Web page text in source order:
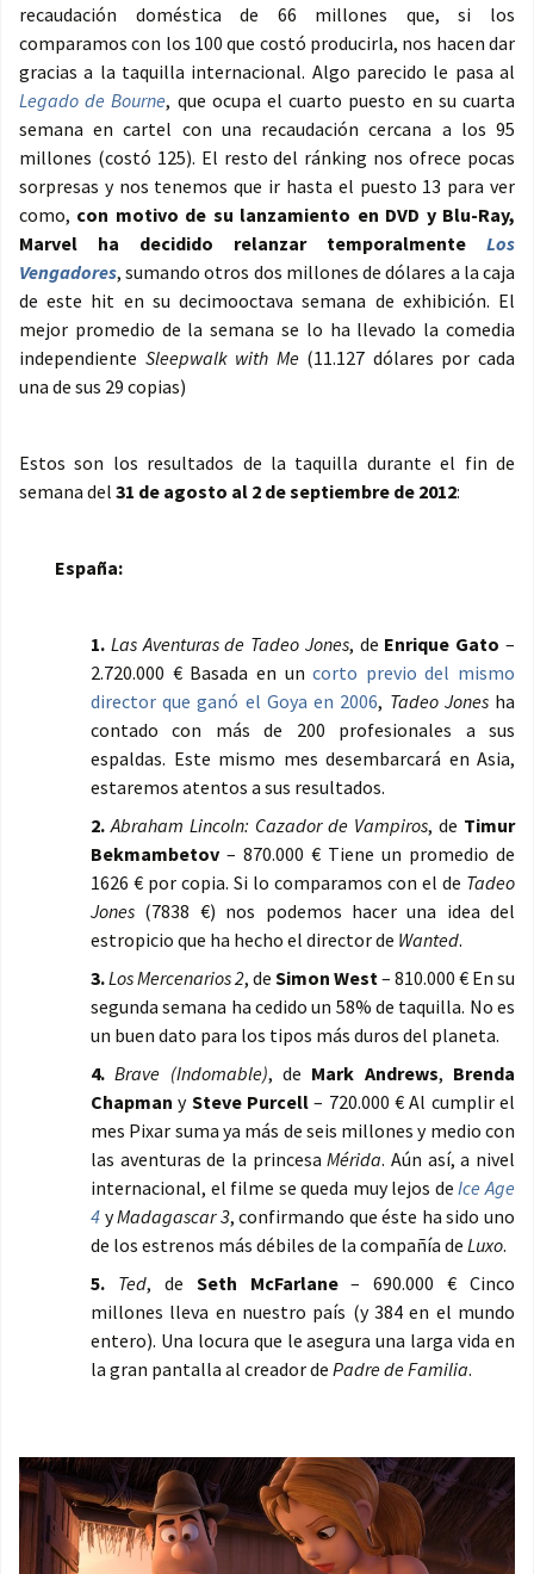
recaudación doméstica de 66 millones que, si los
comparamos con los 100 que costó producirla, nos hacen dar
gracias a la taquilla internacional. Algo parecido le pasa al
Legado de Bourne, que ocupa el cuarto puesto en su cuarta
semana en cartel con una recaudación cercana a los 95
millones (costó 125). El resto del ránking nos ofrece pocas
sorpresas y nos tenemos que ir hasta el puesto 13 para ver
como, con motivo de su lanzamiento en DVD y Blu-Ray,
Marvel ha decidido relanzar temporalmente Los
Vengadores, sumando otros dos millones de dólares a la caja
de este hit en su decimooctava semana de exhibición. El
mejor promedio de la semana se lo ha llevado la comedia
independiente Sleepwalk with Me(11.127 dólares por cada
una de sus 29 copias)
Estos son los resultados de la taquilla durante el fin de
semana del 31 de agosto al 2 de septiembre de 2012:
España:
1. Las Aventuras de Tadeo Jones, de Enrique Gato –
2.720.000 € Basada en uncorto previo del mismo
director que ganó el Goya en 2006, Tadeo Jonesha
contado con más de 200 profesionales a sus
espaldas. Este mismo mes desembarcará en Asia,
estaremos atentos a sus resultados.
2. Abraham Lincoln: Cazador de Vampiros, de Timur
Bekmambetov – 870.000 € Tiene un promedio de
1626 € por copia. Si lo comparamos con el de Tadeo
Jones (7838 €) nos podemos hacer una idea del
estropicio que ha hecho el director de Wanted.
3.Los Mercenarios 2, de Simon West– 810.000 € En su
segunda semana ha cedido un 58% de taquilla. No es
un buen dato para los tipos más duros del planeta.
4. Brave (Indomable), de Mark Andrews, Brenda
Chapman y Steve Purcell – 720.000 € Al cumplir el
mes Pixar suma ya más de seis millones y medio con
las aventuras de la princesaMérida. Aún así, a nivel
internacional, el filme se queda muy lejos deIce Age
4 yMadagascar 3, confirmando que éste ha sido uno
de los estrenos más débiles de la compañía de Luxo.
5. Ted, de Seth McFarlane– 690.000 € Cinco
millones lleva en nuestro país (y 384 en el mundo
entero). Una locura que le asegura una larga vida en
la gran pantalla al creador de Padre de Familia.